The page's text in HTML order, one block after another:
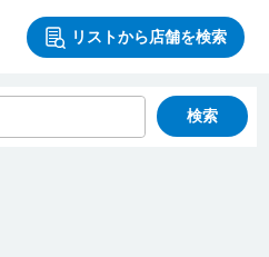
リストから店舗を検索
検索